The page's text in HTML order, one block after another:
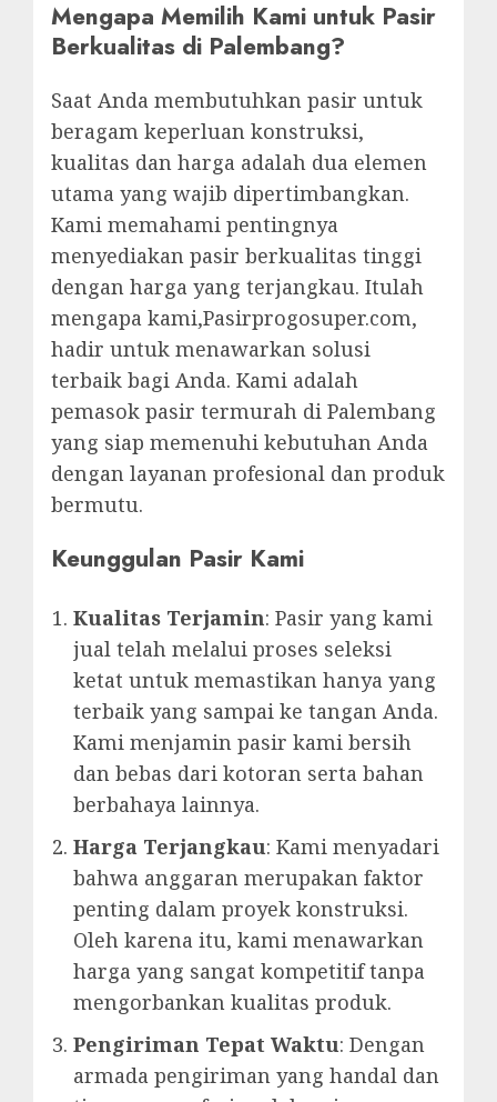
Mengapa Memilih Kami untuk Pasir
Berkualitas di Palembang?
Saat Anda membutuhkan pasir untuk
beragam keperluan konstruksi,
kualitas dan harga adalah dua elemen
utama yang wajib dipertimbangkan.
Kami memahami pentingnya
menyediakan pasir berkualitas tinggi
dengan harga yang terjangkau. Itulah
mengapa kami,Pasirprogosuper.com,
hadir untuk menawarkan solusi
terbaik bagi Anda. Kami adalah
pemasok pasir termurah di Palembang
yang siap memenuhi kebutuhan Anda
dengan layanan profesional dan produk
bermutu.
Keunggulan Pasir Kami
Kualitas Terjamin: Pasir yang kami
jual telah melalui proses seleksi
ketat untuk memastikan hanya yang
terbaik yang sampai ke tangan Anda.
Kami menjamin pasir kami bersih
dan bebas dari kotoran serta bahan
berbahaya lainnya.
Harga Terjangkau: Kami menyadari
bahwa anggaran merupakan faktor
penting dalam proyek konstruksi.
Oleh karena itu, kami menawarkan
harga yang sangat kompetitif tanpa
mengorbankan kualitas produk.
Pengiriman Tepat Waktu: Dengan
armada pengiriman yang handal dan